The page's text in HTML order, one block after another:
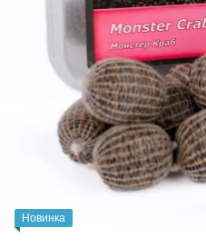
Новинка